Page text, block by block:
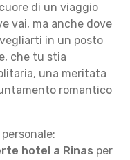
di un viaggio
vai, ma anche dove
in un posto
che tu stia
una meritata
romantico
hotel a Rinas per